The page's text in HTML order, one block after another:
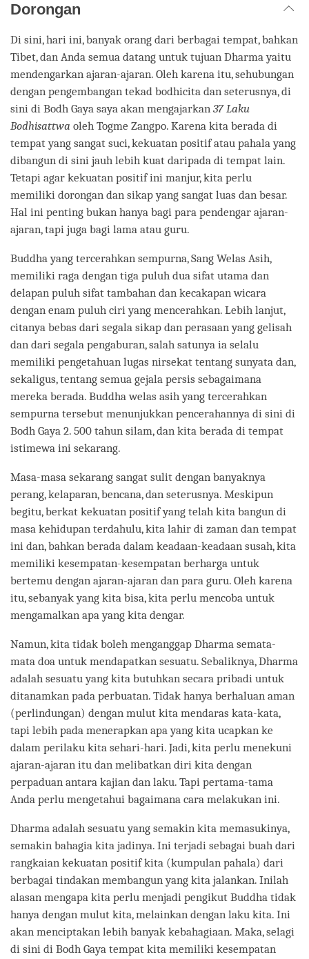
Dorongan
Di sini, hari ini, banyak orang dari berbagai tempat, bahkan
Tibet, dan Anda semua datang untuk tujuan Dharma yaitu
mendengarkan ajaran-ajaran. Oleh karena itu, sehubungan
dengan pengembangan tekad bodhicita dan seterusnya, di
sini di Bodh Gaya saya akan mengajarkan 37 Laku
Bodhisattwa oleh Togme Zangpo. Karena kita berada di
tempat yang sangat suci, kekuatan positif atau pahala yang
dibangun di sini jauh lebih kuat daripada di tempat lain.
Tetapi agar kekuatan positif ini manjur, kita perlu
memiliki dorongan dan sikap yang sangat luas dan besar.
Hal ini penting bukan hanya bagi para pendengar ajaran-
ajaran, tapi juga bagi lama atau guru.
Buddha yang tercerahkan sempurna, Sang Welas Asih,
memiliki raga dengan tiga puluh dua sifat utama dan
delapan puluh sifat tambahan dan kecakapan wicara
dengan enam puluh ciri yang mencerahkan. Lebih lanjut,
citanya bebas dari segala sikap dan perasaan yang gelisah
dan dari segala pengaburan, salah satunya ia selalu
memiliki pengetahuan lugas nirsekat tentang sunyata dan,
sekaligus, tentang semua gejala persis sebagaimana
mereka berada. Buddha welas asih yang tercerahkan
sempurna tersebut menunjukkan pencerahannya di sini di
Bodh Gaya 2. 500 tahun silam, dan kita berada di tempat
istimewa ini sekarang.
Masa-masa sekarang sangat sulit dengan banyaknya
perang, kelaparan, bencana, dan seterusnya. Meskipun
begitu, berkat kekuatan positif yang telah kita bangun di
masa kehidupan terdahulu, kita lahir di zaman dan tempat
ini dan, bahkan berada dalam keadaan-keadaan susah, kita
memiliki kesempatan-kesempatan berharga untuk
bertemu dengan ajaran-ajaran dan para guru. Oleh karena
itu, sebanyak yang kita bisa, kita perlu mencoba untuk
mengamalkan apa yang kita dengar.
Namun, kita tidak boleh menganggap Dharma semata-
mata doa untuk mendapatkan sesuatu. Sebaliknya, Dharma
adalah sesuatu yang kita butuhkan secara pribadi untuk
ditanamkan pada perbuatan. Tidak hanya berhaluan aman
(perlindungan) dengan mulut kita mendaras kata-kata,
tapi lebih pada menerapkan apa yang kita ucapkan ke
dalam perilaku kita sehari-hari. Jadi, kita perlu menekuni
ajaran-ajaran itu dan melibatkan diri kita dengan
perpaduan antara kajian dan laku. Tapi pertama-tama
Anda perlu mengetahui bagaimana cara melakukan ini.
Dharma adalah sesuatu yang semakin kita memasukinya,
semakin bahagia kita jadinya. Ini terjadi sebagai buah dari
rangkaian kekuatan positif kita (kumpulan pahala) dari
berbagai tindakan membangun yang kita jalankan. Inilah
alasan mengapa kita perlu menjadi pengikut Buddha tidak
hanya dengan mulut kita, melainkan dengan laku kita. Ini
akan menciptakan lebih banyak kebahagiaan. Maka, selagi
di sini di Bodh Gaya tempat kita memiliki kesempatan